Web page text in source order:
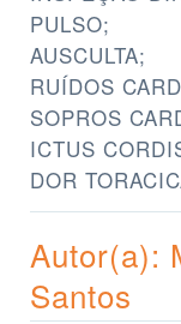
PULSO;
AUSCULTA;
RUÍDOS
SOPROS
ICTUS
DOR
Autor(a):
Santos